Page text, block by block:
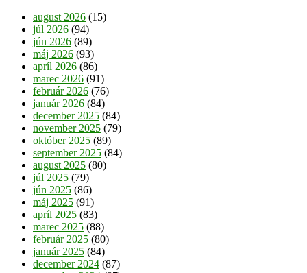
august 2026 (15)
júl 2026 (94)
jún 2026 (89)
máj 2026 (93)
apríl 2026 (86)
marec 2026 (91)
február 2026 (76)
január 2026 (84)
december 2025 (84)
november 2025 (79)
október 2025 (89)
september 2025 (84)
august 2025 (80)
júl 2025 (79)
jún 2025 (86)
máj 2025 (91)
apríl 2025 (83)
marec 2025 (88)
február 2025 (80)
január 2025 (84)
december 2024 (87)